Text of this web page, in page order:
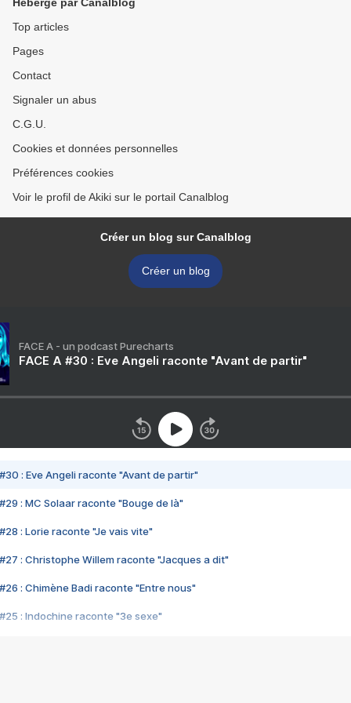
Top articles
Pages
Contact
Signaler un abus
C.G.U.
Cookies et données personnelles
Préférences cookies
Voir le profil de Akiki sur le portail Canalblog
Créer un blog sur Canalblog
Créer un blog
FACE A - un podcast Purecharts
FACE A #30 : Eve Angeli raconte "Avant de partir"
#30 : Eve Angeli raconte "Avant de partir"
#29 : MC Solaar raconte "Bouge de là"
#28 : Lorie raconte "Je vais vite"
#27 : Christophe Willem raconte "Jacques a dit"
#26 : Chimène Badi raconte "Entre nous"
#25 : Indochine raconte "3e sexe"